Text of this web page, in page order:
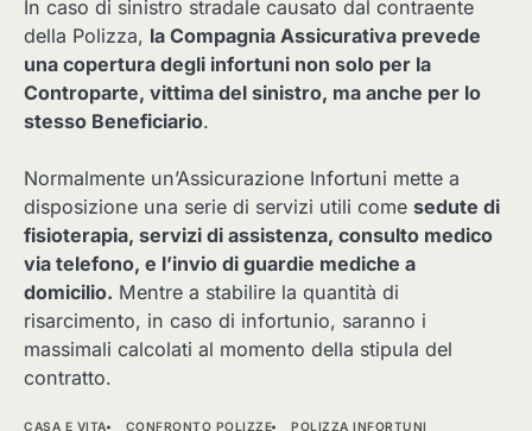
In caso di sinistro stradale causato dal contraente
della Polizza, la Compagnia Assicurativa prevede
una copertura degli infortuni non solo per la
Controparte, vittima del sinistro, ma anche per lo
stesso Beneficiario.
Normalmente un’Assicurazione Infortuni mette a
disposizione una serie di servizi utili come sedute di
fisioterapia, servizi di assistenza, consulto medico
via telefono, e l’invio di guardie mediche a
domicilio. Mentre a stabilire la quantità di
risarcimento, in caso di infortunio, saranno i
massimali calcolati al momento della stipula del
contratto.
CASA E VITA CONFRONTO POLIZZE POLIZZA INFORTUNI